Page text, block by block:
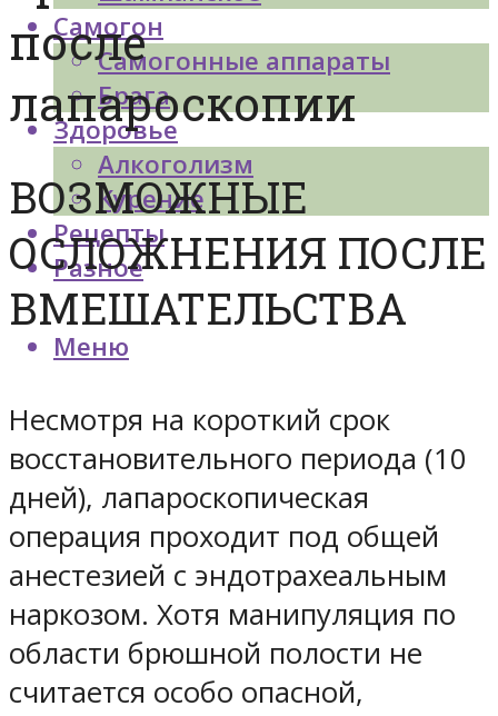
Самогон
Самогонные аппараты
Брага
Здоровье
Алкоголизм
Курение
Рецепты
Разное
Меню
после
лапароскопии
ВОЗМОЖНЫЕ
ОСЛОЖНЕНИЯ ПОСЛЕ
ВМЕШАТЕЛЬСТВА
Несмотря на короткий срок
восстановительного периода (10
дней), лапароскопическая
операция проходит под общей
анестезией с эндотрахеальным
наркозом. Хотя манипуляция по
области брюшной полости не
считается особо опасной,